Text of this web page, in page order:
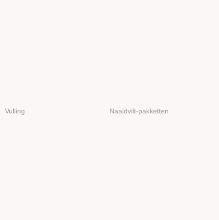
Vulling Naaldvilt-pakketten